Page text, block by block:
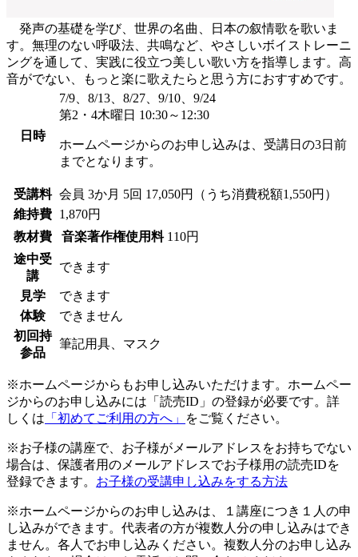
発声の基礎を学び、世界の名曲、日本の叙情歌を歌いま
す。無理のない呼吸法、共鳴など、やさしいボイストレーニ
ングを通して、実践に役立つ美しい歌い方を指導します。高
音がでない、もっと楽に歌えたらと思う方におすすめです。
日時
7/9、8/13、8/27、9/10、9/24
第2・4木曜日 10:30～12:30
ホームページからのお申し込みは、受講日の3日前
までとなります。
受講料 会員 3か月 5回 17,050円（うち消費税額1,550円）
維持費
1,870円
教材費
音楽著作権使用料 110円
途中受
講
できます
見学
できます
体験
できません
初回持
参品
筆記用具、マスク
※ホームページからもお申し込みいただけます。ホームペー
ジからのお申し込みには「読売ID」の登録が必要です。詳
しくは 「初めてご利用の方へ」 をご覧ください。
※お子様の講座で、お子様がメールアドレスをお持ちでない
場合は、保護者用のメールアドレスでお子様用の読売IDを
登録できます。 お子様の受講申し込みをする方法
※ホームページからのお申し込みは、１講座につき１人の申
し込みができます。代表者の方が複数人分の申し込みはでき
ません。各人でお申し込みください。複数人分のお申し込み